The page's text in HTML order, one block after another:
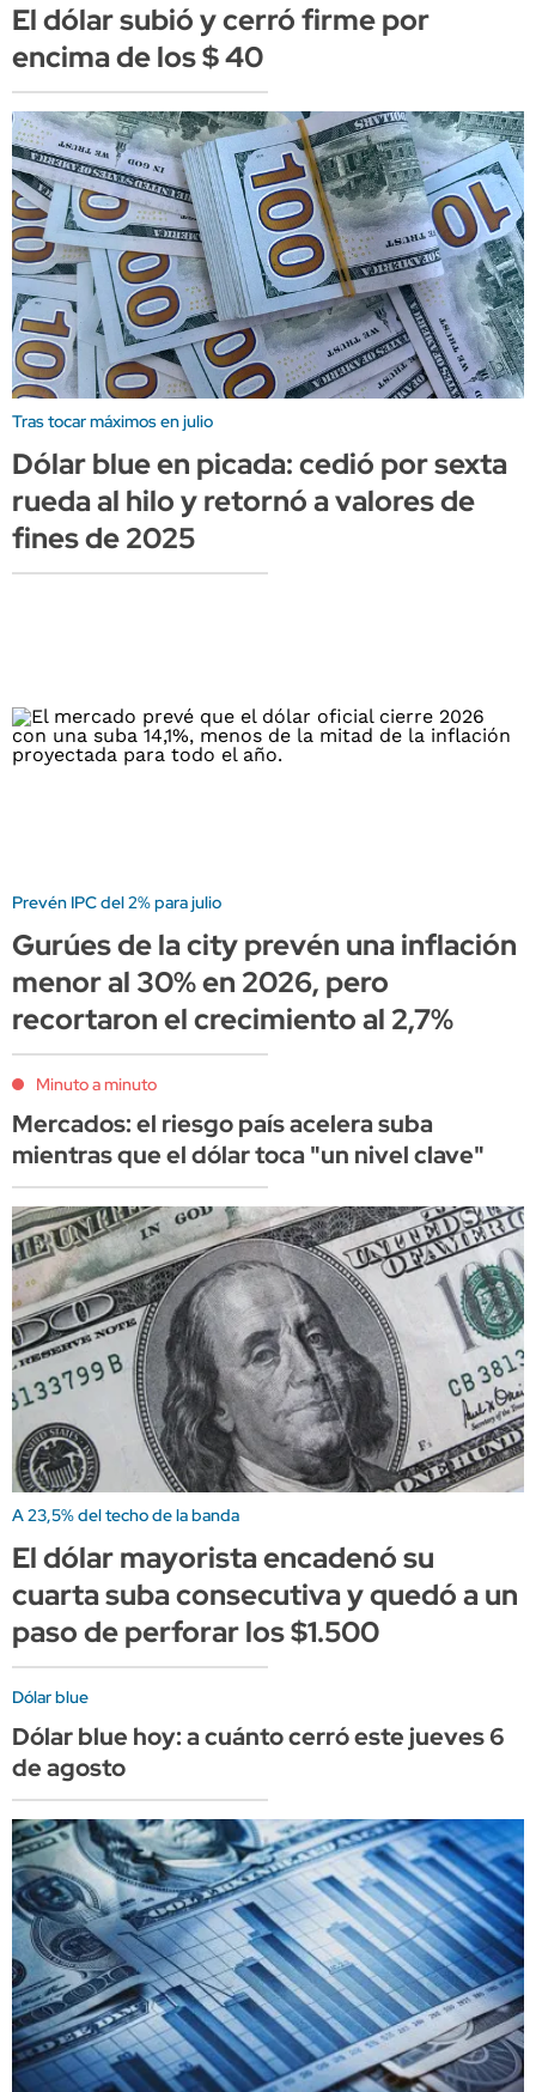
El dólar subió y cerró firme por
encima de los $ 40
Tras tocar máximos en julio
Dólar blue en picada: cedió por sexta
rueda al hilo y retornó a valores de
fines de 2025
Prevén IPC del 2% para julio
Gurúes de la city prevén una inflación
menor al 30% en 2026, pero
recortaron el crecimiento al 2,7%
Minuto a minuto
Mercados: el riesgo país acelera suba
mientras que el dólar toca "un nivel clave"
A 23,5% del techo de la banda
El dólar mayorista encadenó su
cuarta suba consecutiva y quedó a un
paso de perforar los $1.500
Dólar blue
Dólar blue hoy: a cuánto cerró este jueves 6
de agosto